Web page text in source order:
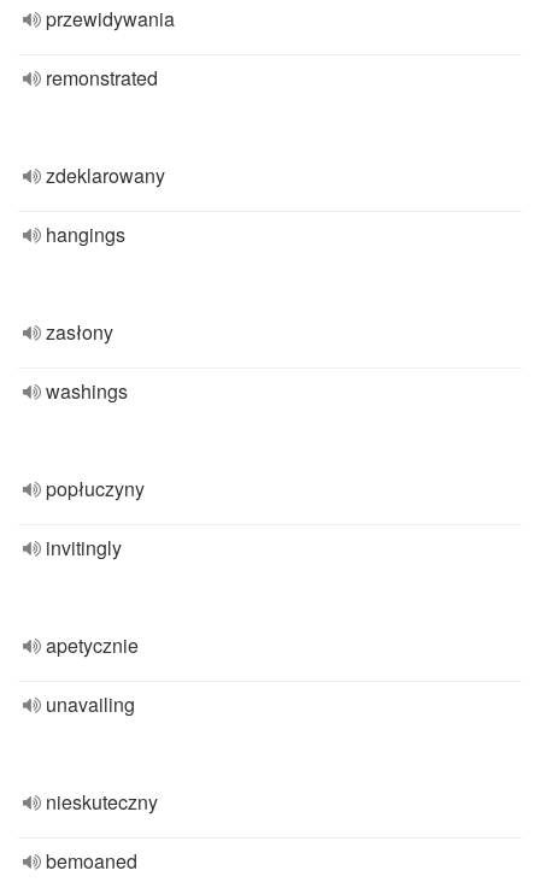
przewidywania
remonstrated
zdeklarowany
hangings
zasłony
washings
popłuczyny
invitingly
apetycznie
unavailing
nieskuteczny
bemoaned